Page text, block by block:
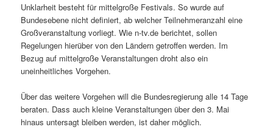
Unklarheit besteht für mittelgroße Festivals. So wurde auf
Bundesebene nicht definiert, ab welcher Teilnehmeranzahl eine
Großveranstaltung vorliegt. Wie n-tv.de berichtet, sollen
Regelungen hierüber von den Ländern getroffen werden. Im
Bezug auf mittelgroße Veranstaltungen droht also ein
uneinheitliches Vorgehen.
Über das weitere Vorgehen will die Bundesregierung alle 14 Tage
beraten. Dass auch kleine Veranstaltungen über den 3. Mai
hinaus untersagt bleiben werden, ist daher möglich.